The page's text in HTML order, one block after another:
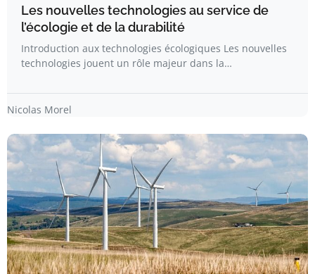
Les nouvelles technologies au service de
l’écologie et de la durabilité
Introduction aux technologies écologiques Les nouvelles
technologies jouent un rôle majeur dans la…
Nicolas Morel